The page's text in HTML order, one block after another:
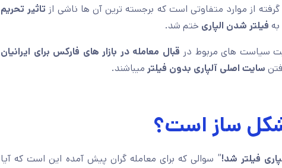
از موارد متفاوتی است که برجسته ترین آن ها ناشی از تاثیر تحریم
فیلتر شدن الپاری ختم شد.
سیاست های مربوط در قبال معامله در بازار های فارکس برای ایرانیان
سایت اصلی آلپاری بدون فیلتر میباشند.
ساز است؟
فیلتر شد!” سوالی که برای معامله گران پیش آمده این است که آیا